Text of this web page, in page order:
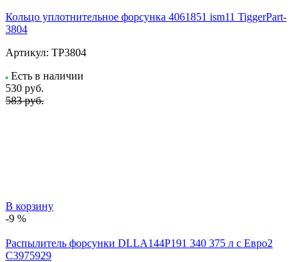
Кольцо уплотнительное форсунка 4061851 ism11 TiggerPart-
3804
Артикул: TP3804
Есть в наличии
530 руб.
583 руб.
В корзину
-9 %
Распылитель форсунки DLLA144P191 340 375 л с Евро2
C3975929